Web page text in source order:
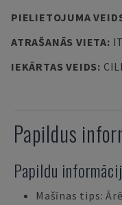
PIELIETOJUMA
ATRAŠANĀS VIETA:
IEKĀRTAS VEIDS:
Papildus
Papildu
Mašīnas tips: